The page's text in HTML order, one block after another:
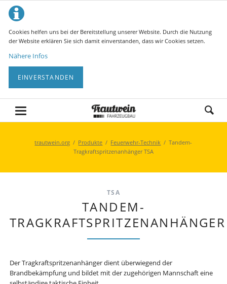
Cookies helfen uns bei der Bereitstellung unserer Website. Durch die Nutzung
der Website erklären Sie sich damit einverstanden, dass wir Cookies setzen.
Nähere Infos
EINVERSTANDEN
trautwein.org Produkte Feuerwehr-Technik
Tandem-
Tragkraftspritzenanhänger TSA
TSA
TANDEM-
TRAGKRAFTSPRITZENANHÄNGER
Der Tragkraftspritzenanhänger dient überwiegend der
Brandbekämpfung und bildet mit der zugehörigen Mannschaft eine